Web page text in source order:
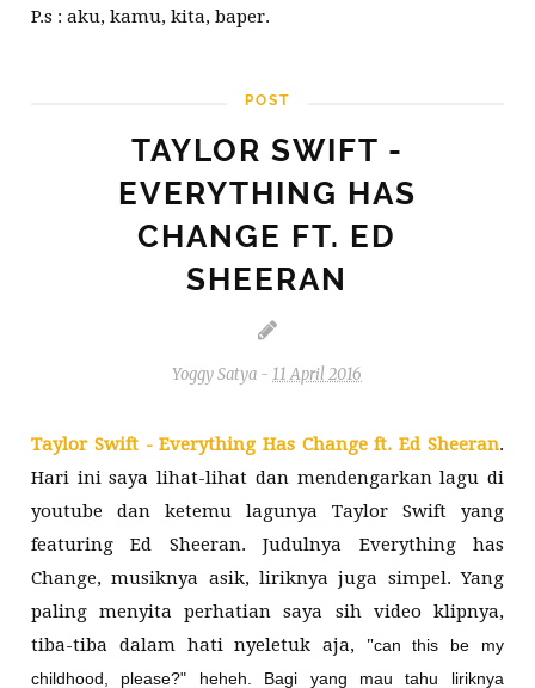
P.s : aku, kamu, kita, baper.
POST
TAYLOR SWIFT -
EVERYTHING HAS
CHANGE FT. ED
SHEERAN
Yoggy Satya -11 April 2016
Taylor Swift - Everything Has Change ft. Ed Sheeran.
Hari ini saya lihat-lihat dan mendengarkan lagu di
youtube dan ketemu lagunya Taylor Swift yang
featuring Ed Sheeran. Judulnya Everything has
Change, musiknya asik, liriknya juga simpel. Yang
paling menyita perhatian saya sih video klipnya,
tiba-tiba dalam hati nyeletuk aja, "can this be my
childhood, please?" heheh. Bagi yang mau tahu liriknya